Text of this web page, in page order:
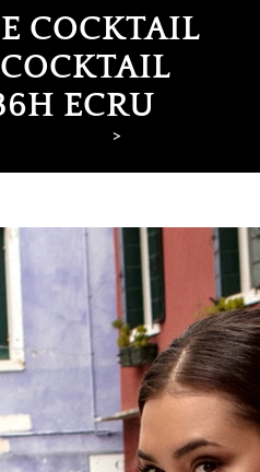
COCKTAIL
ECRU